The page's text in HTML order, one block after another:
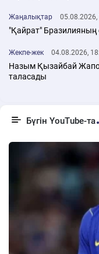
Жаңалықтар 05.08.2026,
"Қайрат" Бразилияның
Жекпе-жек 04.08.2026,
Назым Қызайбай
таласады
Бүгін YouTube-та